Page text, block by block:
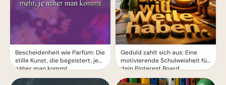
Bescheidenheit wie Parfüm: Die
stille Kunst, die begeistert, je
näher man kommt
Geduld zahlt sich aus: Eine
motivierende Schulweisheit für
dein Pinterest Board